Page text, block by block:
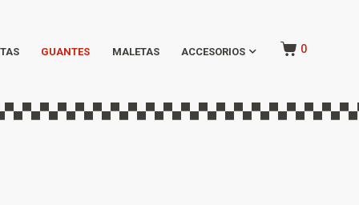
GUANTES MALETAS ACCESORIOS 0